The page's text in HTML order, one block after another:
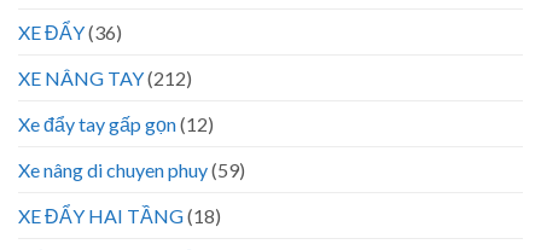
XE ĐẨY(36)
XE NÂNG TAY(212)
Xe đẩy tay gấp gọn(12)
Xe nâng di chuyen phuy(59)
XE ĐẨY HAI TẦNG(18)